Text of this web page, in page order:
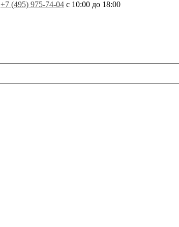
+7 (495) 975-74-04 с 10:00 до 18:00